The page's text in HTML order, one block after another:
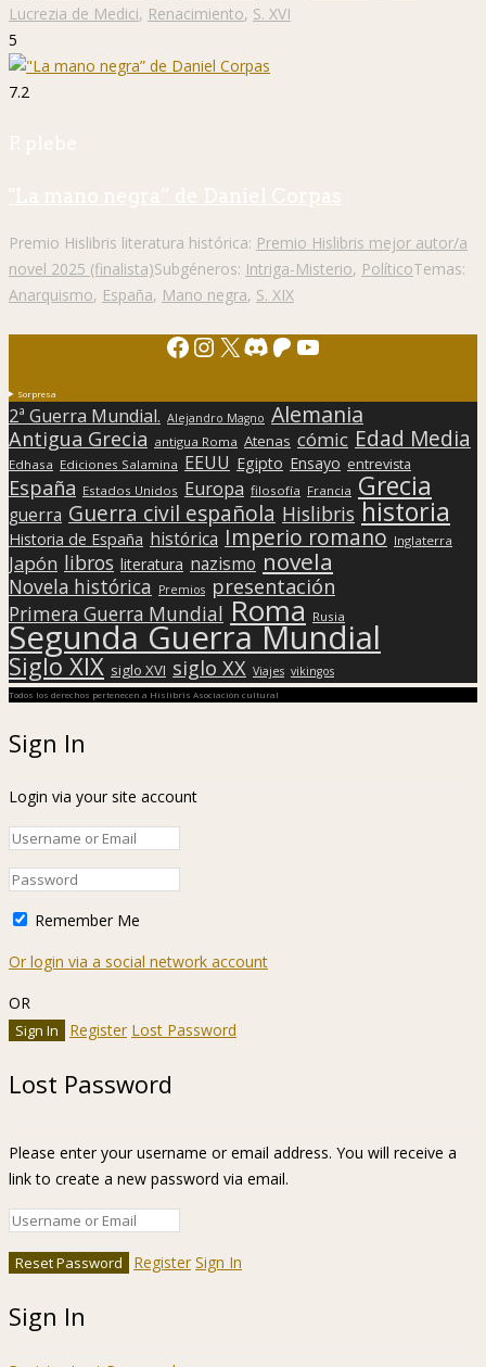
Lucrezia de Medici, Renacimiento, S. XVI
5
7.2
P. plebe
"La mano negra” de Daniel Corpas
Premio Hislibris literatura histórica: Premio Hislibris mejor autor/a
novel 2025 (finalista)Subgéneros: Intriga-Misterio, PolíticoTemas:
Anarquismo, España, Mano negra, S. XIX
Facebook
Instagram
X Discord
Patreon
YouTube
Sorpresa
2ª Guerra Mundial. Alejandro Magno Alemania
Antigua Grecia antigua Roma Atenas cómic Edad Media
Edhasa Ediciones Salamina EEUU Egipto Ensayo entrevista
España Estados Unidos Europa filosofía Francia Grecia
guerra Guerra civil española Hislibris historia
Historia de España histórica Imperio romano Inglaterra
Japón libros literatura nazismo novela
Novela histórica Premios presentación
Primera Guerra Mundial Roma Rusia
Segunda Guerra Mundial
Siglo XIX siglo XVI siglo XX Viajes vikingos
Todos los derechos pertenecen a Hislibris Asociación cultural
Sign In
Login via your site account
Remember Me
Or login via a social network account
OR
Register Lost Password
Lost Password
Please enter your username or email address. You will receive a
link to create a new password via email.
Register Sign In
Sign In